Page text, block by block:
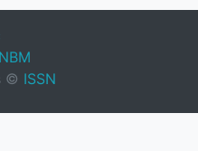
© ISSN